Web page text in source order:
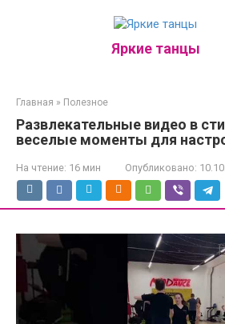
Яркие танцы
Главная » Полезное
Развлекательные видео в
веселые моменты для
На чтение: 16 мин Опубликовано: